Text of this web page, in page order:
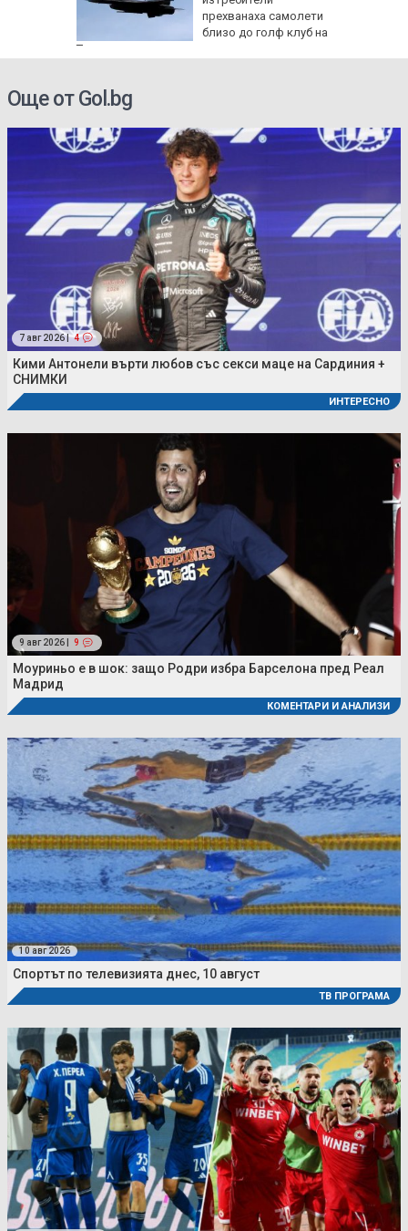
прехванаха самолети
близо до голф клуб на
Тръмп
Още от Gol.bg
7 авг 2026 | 4
Кими Антонели върти любов със секси маце на Сардиния +
СНИМКИ
ИНТЕРЕСНО
9 авг 2026 | 9
Моуриньо е в шок: защо Родри избра Барселона пред Реал
Мадрид
КОМЕНТАРИ И АНАЛИЗИ
10 авг 2026
Спортът по телевизията днес, 10 август
ТВ ПРОГРАМА